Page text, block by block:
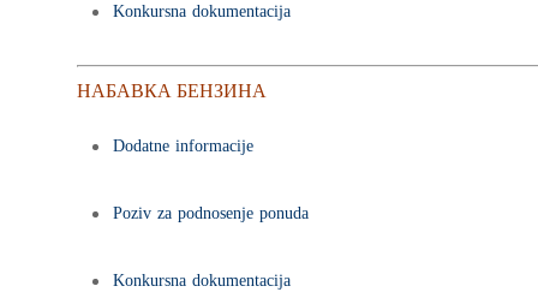
Konkursna dokumentacija
НАБАВКА БЕНЗИНА
Dodatne informacije
Poziv za podnosenje ponuda
Konkursna dokumentacija